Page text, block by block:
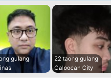
gulang
22 taong gulang
Caloocan City